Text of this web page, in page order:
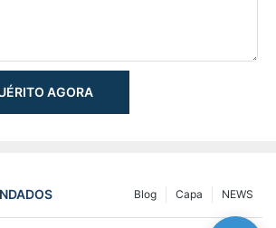
AGORA
NEWS
Capa
Blog